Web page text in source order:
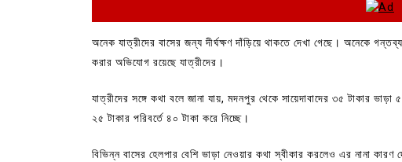
অনেক যাত্রীদের বাসের জন্য দীর্ঘক্ষণ দাঁড়িয়ে থাকতে দেখা গেছে। অনেকে
করার অভিযোগ রয়েছে যাত্রীদের।
যাত্রীদের সঙ্গে কথা বলে জানা যায়, মদনপুর থেকে সায়েদাবাদের ৩৫ টাকার ভাড়া
২৫ টাকার পরিবর্তে ৪০ টাকা করে নিচ্ছে।
বিভিন্ন বাসের হেলপার বেশি ভাড়া নেওয়ার কথা স্বীকার করলেও এর নানা কারণ
বরুড়ায় বলাৎকারের অভিযোগে মাদ্রাসা
শিক্ষক আটক, গণপিটুনির চেষ্টায় পুলিশ সদস্য
আহত
July 29, 2026